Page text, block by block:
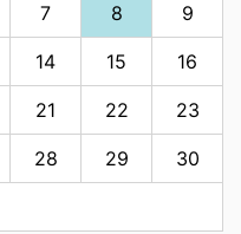
7 8 9
14 15 16
21 22 23
28 29 30